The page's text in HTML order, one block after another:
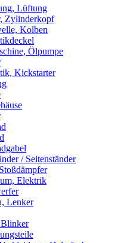
Lüftung
Zylinderkopf
Kolben
Ölpumpe
Kickstarter
/ Seitenständer
Elektrik
Lenker